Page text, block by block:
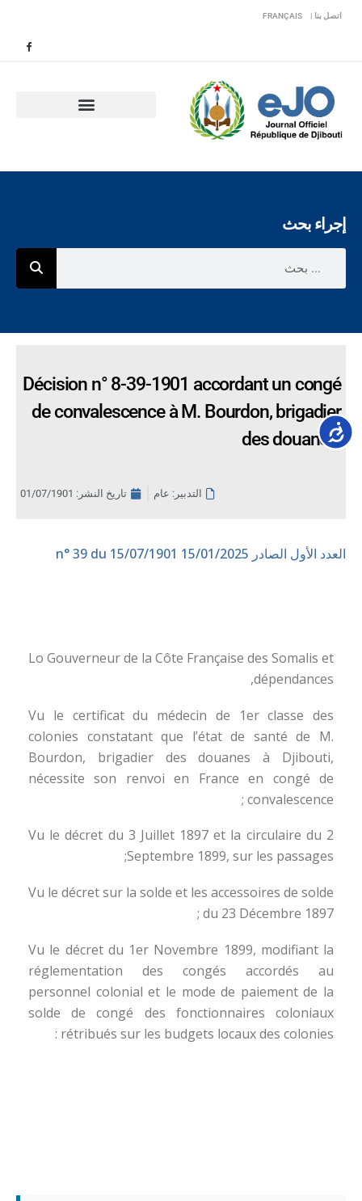
اتصل بنا | FRANÇAIS
إجراء بحث
Décision n° 8-39-1901 accordant un congé
de convalescence à M. Bourdon, brigadier
des douanes.
التدبير: عام تاريخ النشر: 01/07/1901
العدد الأول الصادر 15/01/2025
Lo Gouverneur de la Côte Française des Somalis et
dépendances,
Vu le certificat du médecin de 1er classe des
colonies constatant que l’état de santé de M.
Bourdon, brigadier des douanes à Djibouti,
nécessite son renvoi en France en congé de
convalescence ;
Vu le décret du 3 Juillet 1897 et la circulaire du 2
Septembre 1899, sur les passages;
Vu le décret sur la solde et les accessoires de solde
du 23 Décembre 1897 ;
Vu le décret du 1er Novembre 1899, modifiant la
réglementation des congés accordés au
personnel colonial et le mode de paiement de la
solde de congé des fonctionnaires coloniaux
rétribués sur les budgets locaux des colonies :